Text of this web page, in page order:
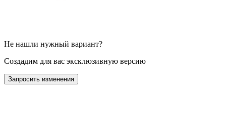
Не нашли нужный вариант?
Создадим для вас эксклюзивную версию
Запросить изменения